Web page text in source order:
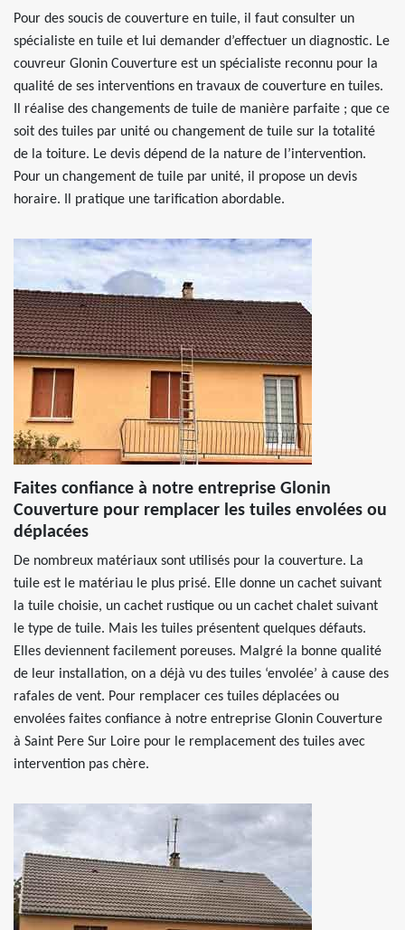
Pour des soucis de couverture en tuile, il faut consulter un
spécialiste en tuile et lui demander d’effectuer un diagnostic. Le
couvreur Glonin Couverture est un spécialiste reconnu pour la
qualité de ses interventions en travaux de couverture en tuiles.
Il réalise des changements de tuile de manière parfaite ; que ce
soit des tuiles par unité ou changement de tuile sur la totalité
de la toiture. Le devis dépend de la nature de l’intervention.
Pour un changement de tuile par unité, il propose un devis
horaire. Il pratique une tarification abordable.
Faites confiance à notre entreprise Glonin
Couverture pour remplacer les tuiles envolées ou
déplacées
De nombreux matériaux sont utilisés pour la couverture. La
tuile est le matériau le plus prisé. Elle donne un cachet suivant
la tuile choisie, un cachet rustique ou un cachet chalet suivant
le type de tuile. Mais les tuiles présentent quelques défauts.
Elles deviennent facilement poreuses. Malgré la bonne qualité
de leur installation, on a déjà vu des tuiles ‘envolée’ à cause des
rafales de vent. Pour remplacer ces tuiles déplacées ou
envolées faites confiance à notre entreprise Glonin Couverture
à Saint Pere Sur Loire pour le remplacement des tuiles avec
intervention pas chère.